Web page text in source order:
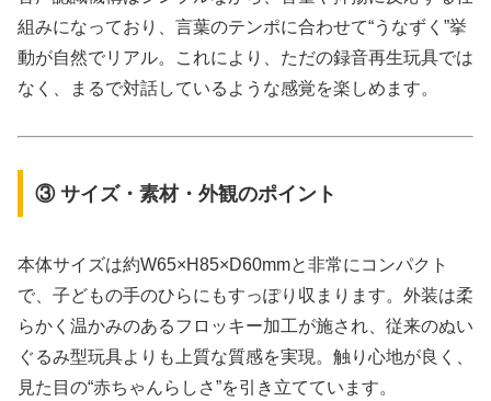
組みになっており、言葉のテンポに合わせて“うなずく”挙
動が自然でリアル。これにより、ただの録音再生玩具では
なく、まるで対話しているような感覚を楽しめます。
③ サイズ・素材・外観のポイント
本体サイズは約W65×H85×D60mmと非常にコンパクト
で、子どもの手のひらにもすっぽり収まります。外装は柔
らかく温かみのあるフロッキー加工が施され、従来のぬい
ぐるみ型玩具よりも上質な質感を実現。触り心地が良く、
見た目の“赤ちゃんらしさ”を引き立てています。